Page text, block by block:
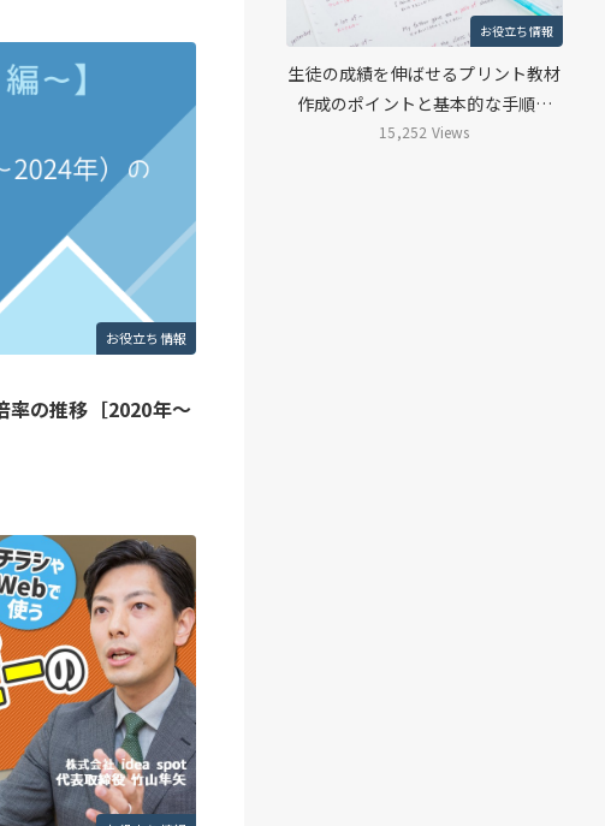
お役立ち情報
率の推移［2020年～
お役立ち情報
生徒の成績を伸ばせるプリント教材
作成のポイントと基本的な手順…
15,252 Views